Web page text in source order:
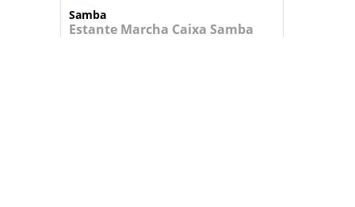
Samba
Estante Marcha Caixa Samba